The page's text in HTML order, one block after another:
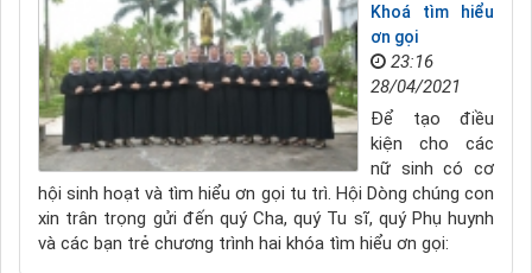
Khoá tìm hiểu
ơn gọi
23:16
28/04/2021
Để tạo điều
kiện cho các
nữ sinh có cơ
hội sinh hoạt và tìm hiểu ơn gọi tu trì. Hội Dòng chúng con
xin trân trọng gửi đến quý Cha, quý Tu sĩ, quý Phụ huynh
và các bạn trẻ chương trình hai khóa tìm hiểu ơn gọi: